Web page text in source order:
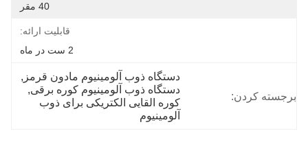
40 مقر
قابلیت ارائه:
برجسته کردن:
دستگاه ذوب آلومینیوم مادون قرمز,
دستگاه ذوب آلومینیوم کوره برقی ,
کوره القایی الکتریکی برای ذوب
آلومینیوم